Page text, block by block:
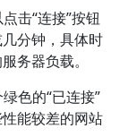
击“连接”按钮
分钟，具体时
务器负载。
色的“已连接”
能较差的网站